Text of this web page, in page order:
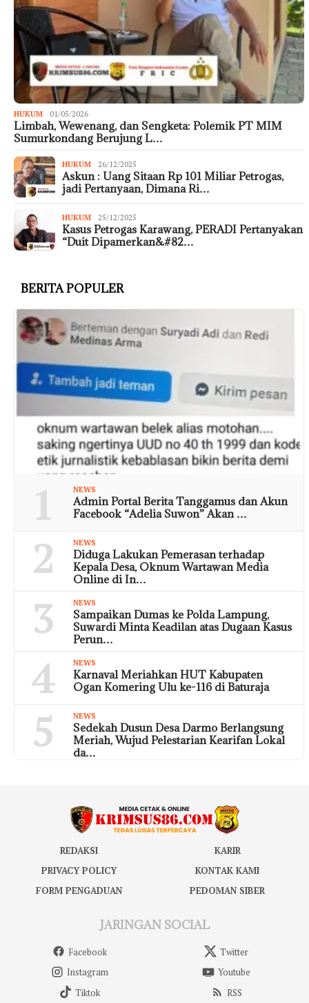
HUKUM 01/05/2026
Limbah, Wewenang, dan Sengketa: Polemik PT MIM
Sumurkondang Berujung L…
HUKUM 26/12/2025
Askun : Uang Sitaan Rp 101 Miliar Petrogas,
jadi Pertanyaan, Dimana Ri…
HUKUM 25/12/2025
Kasus Petrogas Karawang, PERADI Pertanyakan
“Duit Dipamerkan&#82…
BERITA POPULER
1 NEWS
Admin Portal Berita Tanggamus dan Akun
Facebook “Adelia Suwon” Akan …
2 NEWS
Diduga Lakukan Pemerasan terhadap
Kepala Desa, Oknum Wartawan Media
Online di In…
3 NEWS
Sampaikan Dumas ke Polda Lampung,
Suwardi Minta Keadilan atas Dugaan Kasus
Perun…
4 NEWS
Karnaval Meriahkan HUT Kabupaten
Ogan Komering Ulu ke-116 di Baturaja
5 NEWS
Sedekah Dusun Desa Darmo Berlangsung
Meriah, Wujud Pelestarian Kearifan Lokal
da…
REDAKSI
KARIR
PRIVACY POLICY
KONTAK KAMI
FORM PENGADUAN
PEDOMAN SIBER
JARINGAN SOCIAL
Facebook
Twitter
Instagram
Youtube
Tiktok
RSS